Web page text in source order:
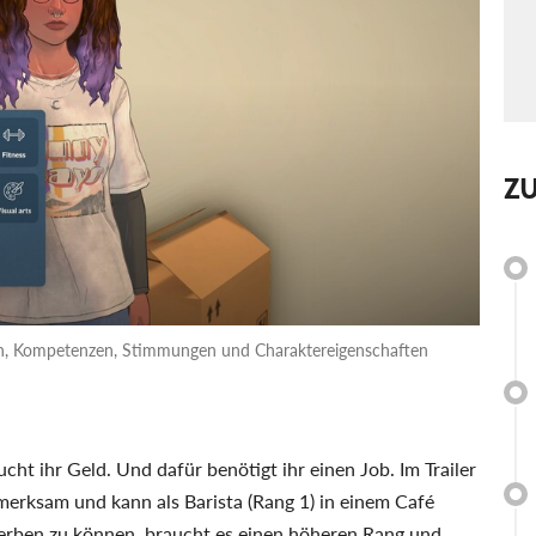
Kompetenzen, Stimmungen und Charaktereigenschaften
ihr Geld. Und dafür benötigt ihr einen Job. Im Trailer
und kann als Barista (Rang 1) in einem Café